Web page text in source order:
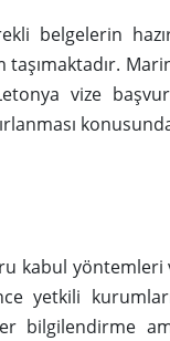
belgelerin
taşımaktadır.
vize
kabul
yetkili
bilgilendirme